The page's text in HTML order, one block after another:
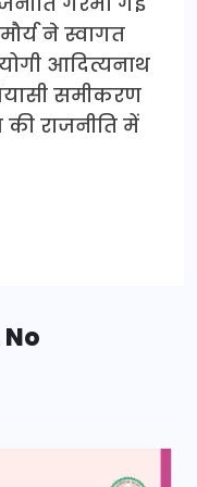
ने स्वागत
आदित्यनाथ
समीकरण
की राजनीति में